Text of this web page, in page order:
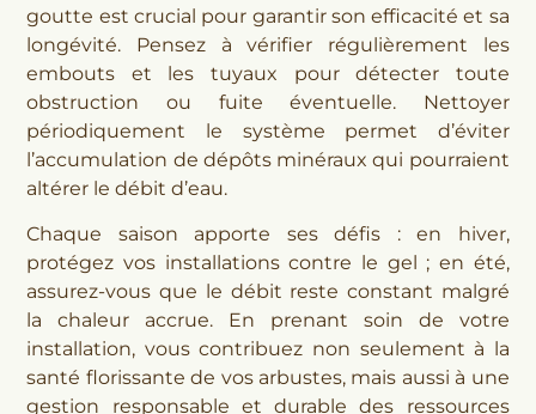
goutte est crucial pour garantir son efficacité et sa
longévité. Pensez à vérifier régulièrement les
embouts et les tuyaux pour détecter toute
obstruction ou fuite éventuelle. Nettoyer
périodiquement le système permet d’éviter
l’accumulation de dépôts minéraux qui pourraient
altérer le débit d’eau.
Chaque saison apporte ses défis : en hiver,
protégez vos installations contre le gel ; en été,
assurez-vous que le débit reste constant malgré
la chaleur accrue. En prenant soin de votre
installation, vous contribuez non seulement à la
santé florissante de vos arbustes, mais aussi à une
gestion responsable et durable des ressources